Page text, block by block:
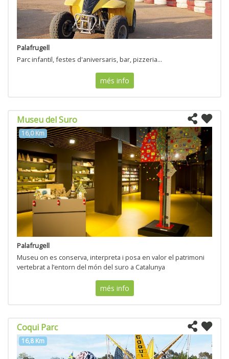
Palafrugell
Parc infantil, festes d'aniversaris, bar, pizzeria...
més info
Museu del Suro
16,0 Km
Palafrugell
Museu on es conserva, interpreta i posa en valor el patrimoni
vertebrat a l’entorn del món del suro a Catalunya
més info
Coqui Parc
16,8 Km